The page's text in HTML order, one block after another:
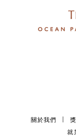
關於我們
就